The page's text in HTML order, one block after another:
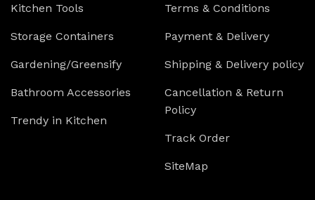
Kitchen Tools
Storage Containers
Gardening/Greensify
Bathroom Accessories
Trendy in Kitchen
Terms & Conditions
Payment & Delivery
Shipping & Delivery policy
Cancellation & Return
Policy
Track Order
SiteMap